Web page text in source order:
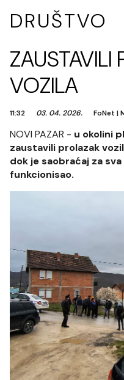
DRUŠTVO
ZAUSTAVILI
VOZILA
11:32 03. 04. 2026. FoNet |
NOVI PAZAR - u okolini
zaustavili prolazak
dok je saobraćaj za
funkcionisao.